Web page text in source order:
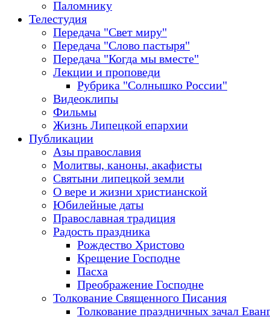
Паломнику
Телестудия
Передача "Свет миру"
Передача "Слово пастыря"
Передача "Когда мы вместе"
Лекции и проповеди
Рубрика "Солнышко России"
Видеоклипы
Фильмы
Жизнь Липецкой епархии
Публикации
Азы православия
Молитвы, каноны, акафисты
Святыни липецкой земли
О вере и жизни христианской
Юбилейные даты
Православная традиция
Радость праздника
Рождество Христово
Крещение Господне
Пасха
Преображение Господне
Толкование Священного Писания
Толкование праздничных зачал